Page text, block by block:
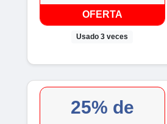
OFERTA
Usado 3 veces
25% de